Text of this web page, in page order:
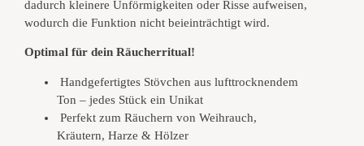
h
dadurch kleinere Unförmigkeiten oder Risse aufweisen,
wodurch die Funktion nicht beieinträchtigt wird.
Optimal für dein Räucherritual!
Handgefertigtes Stövchen aus lufttrocknendem
Ton – jedes Stück ein Unikat
Perfekt zum Räuchern von Weihrauch,
Kräutern, Harze & Hölzer